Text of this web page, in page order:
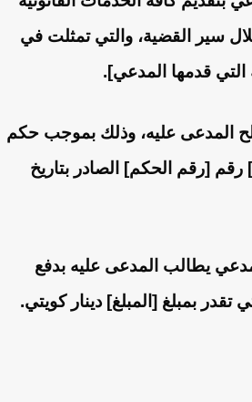
سير القضية، والتي تمثلت في
التي قدمها المدعي].
المدعى عليه، وذلك بموجب حكم
[رقم الحكم] الصادر بتاريخ
يطالب المدعى عليه بدفع
تقدر بمبلغ [المبلغ] دينار كويتي.